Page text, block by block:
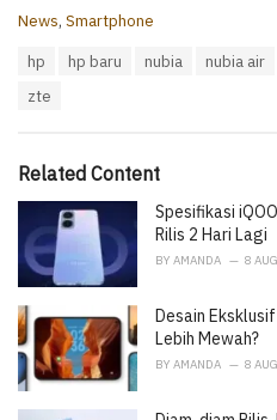
C
i
News, Smartphone
hp hp baru nubia nubia air
zte
Related Content
Spesifikasi
Rilis 2 Hari Lagi
BY AMANDA 8
Desain
Lebih Mewah?
BY AMANDA 8